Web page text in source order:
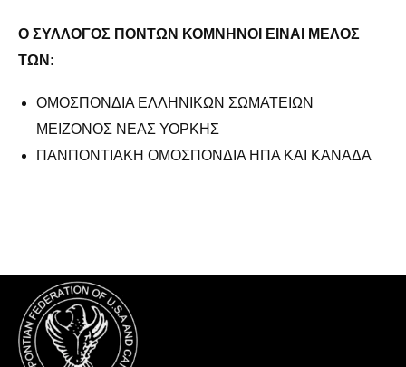
Ο ΣΥΛΛΟΓΟΣ ΠΟΝΤΩΝ ΚΟΜΝΗΝΟΙ ΕΙΝΑΙ ΜΕΛΟΣ
ΤΩΝ:
ΟΜΟΣΠΟΝΔΙΑ ΕΛΛΗΝΙΚΩΝ ΣΩΜΑΤΕΙΩΝ
ΜΕΙΖΟΝΟΣ ΝΕΑΣ ΥΟΡΚΗΣ
ΠΑΝΠΟΝΤΙΑΚΗ ΟΜΟΣΠΟΝΔΙΑ ΗΠΑ ΚΑΙ ΚΑΝΑΔΑ